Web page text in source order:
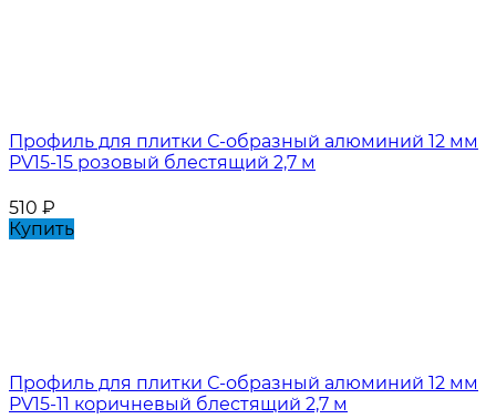
Профиль для плитки С-образный алюминий 12 мм
PV15-15 розовый блестящий 2,7 м
510 ₽
Купить
Профиль для плитки С-образный алюминий 12 мм
PV15-11 коричневый блестящий 2,7 м